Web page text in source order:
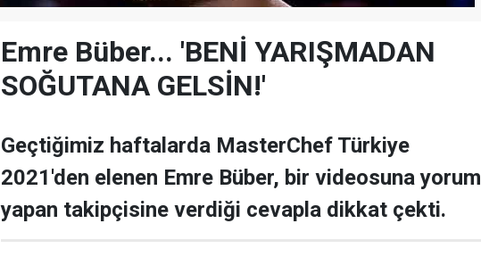
Emre Büber... 'BENİ YARIŞMADAN
SOĞUTANA GELSİN!'
Geçtiğimiz haftalarda MasterChef Türkiye
2021'den elenen Emre Büber, bir videosuna yorum
yapan takipçisine verdiği cevapla dikkat çekti.